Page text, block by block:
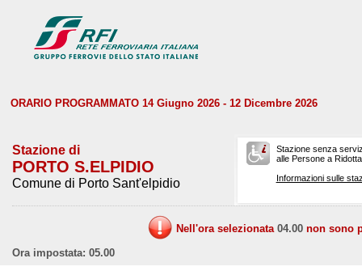
ORARIO PROGRAMMATO 14 Giugno 2026 - 12 Dicembre 2026
Stazione di
PORTO S.ELPIDIO
Comune di Porto Sant'elpidio
Stazione senza
alle Persone a
Informazioni sulle
Nell'ora selezionata 04.00 non sono
Ora impostata: 05.00